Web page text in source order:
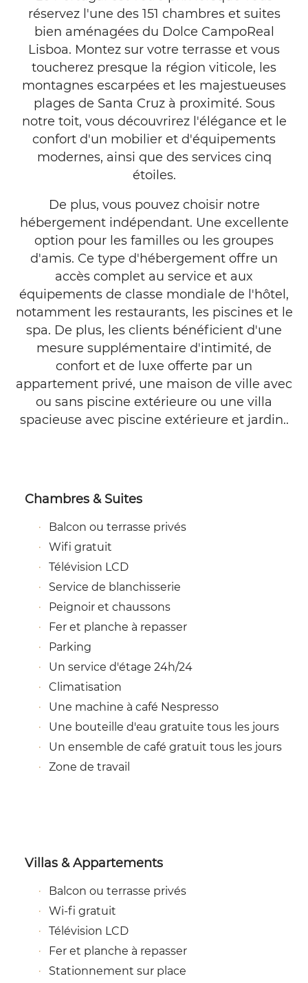
VUE
réservez l'une des 151 chambres et suites
bien aménagées du Dolce CampoReal
Lisboa. Montez sur votre terrasse et vous
toucherez presque la région viticole, les
montagnes escarpées et les majestueuses
plages de Santa Cruz à proximité. Sous
notre toit, vous découvrirez l'élégance et le
confort d'un mobilier et d'équipements
modernes, ainsi que des services cinq
étoiles.
De plus, vous pouvez choisir notre
hébergement indépendant. Une excellente
option pour les familles ou les groupes
d'amis. Ce type d'hébergement offre un
accès complet au service et aux
équipements de classe mondiale de l'hôtel,
notamment les restaurants, les piscines et le
spa. De plus, les clients bénéficient d'une
mesure supplémentaire d'intimité, de
confort et de luxe offerte par un
appartement privé, une maison de ville avec
ou sans piscine extérieure ou une villa
spacieuse avec piscine extérieure et jardin..
Chambres & Suites
Balcon ou terrasse privés
Wifi gratuit
Télévision LCD
Service de blanchisserie
Peignoir et chaussons
Fer et planche à repasser
Parking
Un service d'étage 24h/24
Climatisation
Une machine à café Nespresso
Une bouteille d'eau gratuite tous les jours
Un ensemble de café gratuit tous les jours
Zone de travail
Villas & Appartements
Balcon ou terrasse privés
Wi-fi gratuit
Télévision LCD
Fer et planche à repasser
Stationnement sur place